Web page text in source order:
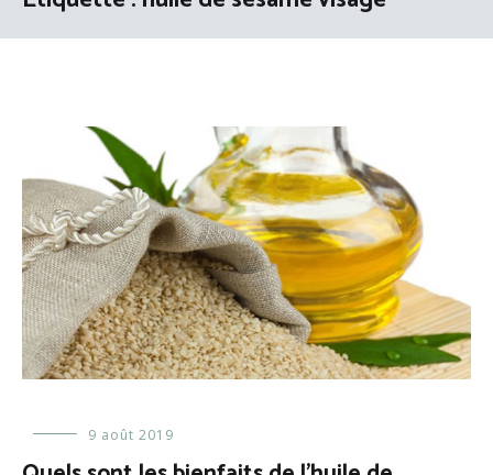
Adolescent(e) ,
9 août 2019